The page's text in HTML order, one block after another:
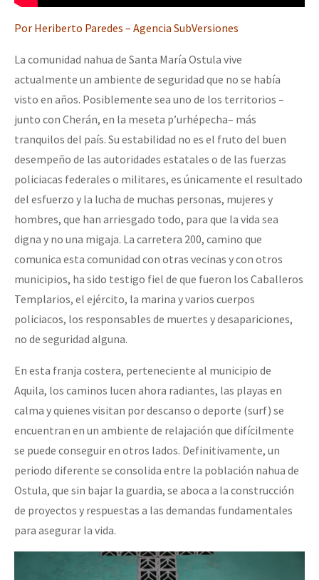
Otras secciones
Semillero Guerra contra la Humanidad. (Las poblaciones y
la naturaleza bajo asedio)
Libros para descargar
Medios Libres
COVID-19
Contacto
Por Heriberto Paredes – Agencia SubVersiones
La comunidad nahua de Santa María Ostula vive
actualmente un ambiente de seguridad que no se había
visto en años. Posiblemente sea uno de los territorios –
junto con Cherán, en la meseta p’urhépecha– más
tranquilos del país. Su estabilidad no es el fruto del buen
desempeño de las autoridades estatales o de las fuerzas
policiacas federales o militares, es únicamente el resultado
del esfuerzo y la lucha de muchas personas, mujeres y
hombres, que han arriesgado todo, para que la vida sea
digna y no una migaja. La carretera 200, camino que
comunica esta comunidad con otras vecinas y con otros
municipios, ha sido testigo fiel de que fueron los Caballeros
Templarios, el ejército, la marina y varios cuerpos
policiacos, los responsables de muertes y desapariciones,
no de seguridad alguna.
En esta franja costera, perteneciente al municipio de
Aquila, los caminos lucen ahora radiantes, las playas en
calma y quienes visitan por descanso o deporte (surf) se
encuentran en un ambiente de relajación que difícilmente
se puede conseguir en otros lados. Definitivamente, un
periodo diferente se consolida entre la población nahua de
Ostula, que sin bajar la guardia, se aboca a la construcción
de proyectos y respuestas a las demandas fundamentales
para asegurar la vida.